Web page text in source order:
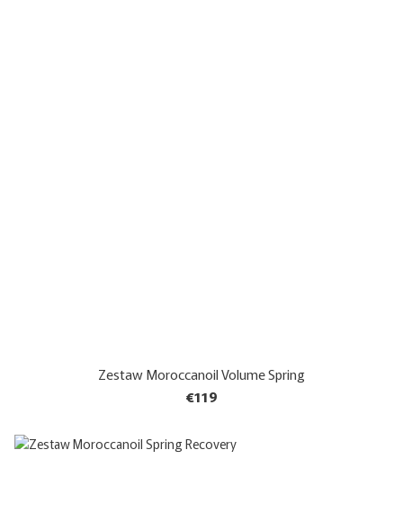
Zestaw Moroccanoil Volume Spring
€119